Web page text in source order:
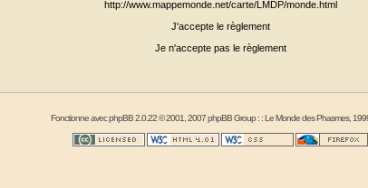
http://www.mappemonde.net/carte/LMDP/monde.html
J'accepte le règlement
Je n'accepte pas le règlement
Fonctionne avecphpBB2.0.22 © 2001, 2007 phpBB Group : :Le Monde des Phasmes,